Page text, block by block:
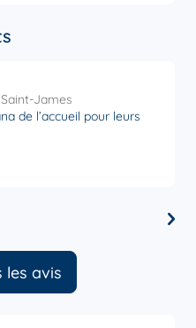
James
de l’accueil pour leurs
les avis